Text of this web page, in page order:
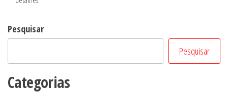
Pesquisar
Pesquisar
Categorias